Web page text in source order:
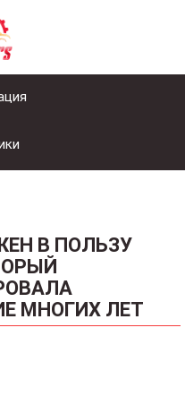
В ПОЛЬЗУ
МНОГИХ ЛЕТ